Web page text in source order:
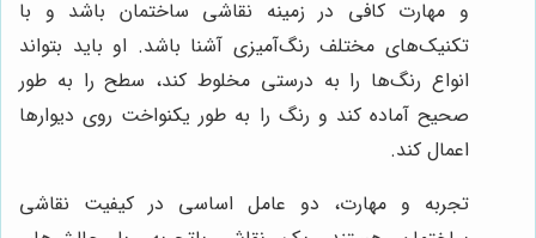
و مهارت کافی در زمینه نقاشی ساختمان باشد و با
تکنیک‌های مختلف رنگ‌آمیزی آشنا باشد. او باید بتواند
انواع رنگ‌ها را به درستی مخلوط کند، سطح را به طور
صحیح آماده کند و رنگ را به طور یکنواخت روی دیوارها
اعمال کند.
تجربه و مهارت، دو عامل اساسی در کیفیت نقاشی